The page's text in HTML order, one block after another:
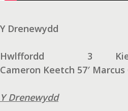
Y Drenewydd
Hwlffordd 3
Cameron Keetch 57′ Marcus
Y Drenewydd